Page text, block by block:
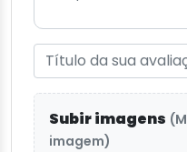
Subir imagens
imagem)